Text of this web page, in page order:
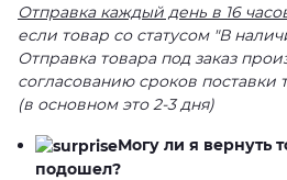
Отправка каждый день в 16
если товар со статусом "В
Отправка товара под заказ
согласованию сроков поставки
(в основном это 2-3 дня)
Могу ли я вернуть
подошел?